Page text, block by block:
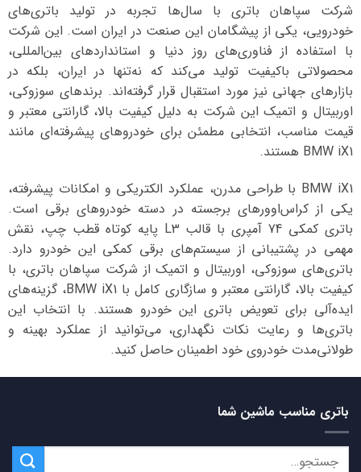
شرکت سپاهان باتری با سال‌ها تجربه در تولید باتری‌های
خودرویی، یکی از پیشگامان این صنعت در ایران است. این شرکت
با استفاده از فناوری‌های روز دنیا و استانداردهای بین‌المللی،
محصولاتی باکیفیت تولید می‌کند که نه‌تنها در ایران، بلکه در
بازارهای جهانی نیز مورد استقبال قرار گرفته‌اند. برندهای سوزوکی،
اوربیتال و اتمیک این شرکت به دلیل کیفیت بالا، گارانتی معتبر و
قیمت مناسب، انتخابی مطمئن برای خودروهای پیشرفته‌ای مانند
BMW iX1 هستند.
BMW iX1 با طراحی مدرن، عملکرد الکتریکی و امکانات پیشرفته،
یکی از کراس‌اوورهای برجسته در دسته خودروهای برقی است.
باتری کمکی 74 آمپری با قالب L3 پایه کوتاه قطب چپ، نقش
مهمی در پشتیبانی از سیستم‌های برقی کمکی این خودرو دارد.
باتری‌های سوزوکی، اوربیتال و اتمیک از شرکت سپاهان باتری، با
کیفیت بالا، گارانتی معتبر و سازگاری کامل با BMW iX1، گزینه‌های
ایده‌آلی برای تعویض باتری این خودرو هستند. با انتخاب این
باتری‌ها و رعایت نکات نگهداری، می‌توانید از عملکرد بهینه و
طولانی‌مدت خودروی خود اطمینان حاصل کنید.
باتری مناسب ماشین شما